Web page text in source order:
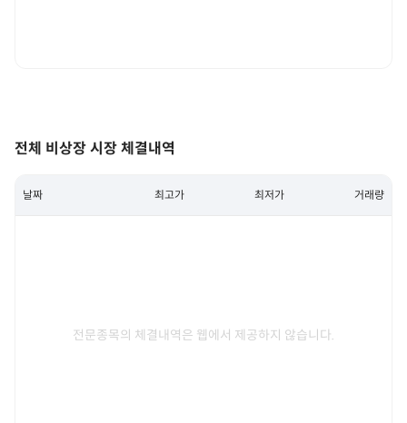
전체 비상장 시장 체결내역
날짜 최고가 최저가 거래량
전문종목의 체결내역은 웹에서 제공하지 않습니다.